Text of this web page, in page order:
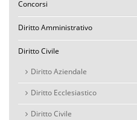
Concorsi
Diritto Amministrativo
Diritto Civile
Diritto Aziendale
Diritto Ecclesiastico
Diritto Civile